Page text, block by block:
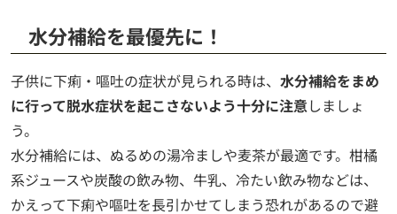
水分補給を最優先に！
子供に下痢・嘔吐の症状が見られる時は、 水分補給をまめ
に行って脱水症状を起こさないよう十分に注意しましょ
う。
水分補給には、ぬるめの湯冷ましや麦茶が最適です。柑橘
系ジュースや炭酸の飲み物、牛乳、冷たい飲み物などは、
かえって下痢や嘔吐を長引かせてしまう恐れがあるので避